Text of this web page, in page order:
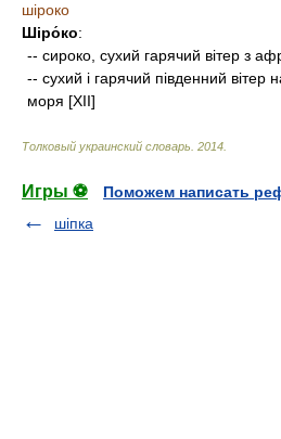
шіроко
Шіро́ко:
-- сироко, сухий гарячий вітер з
-- сухий і гарячий південний вітер
моря [XII]
Толковый украинский словарь 2014
Игры ⚽
Поможем написать
шіпка